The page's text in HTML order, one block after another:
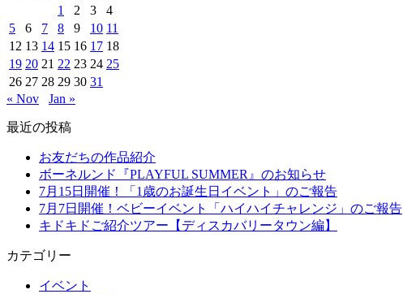
1
2 3
4
5
6 7 8 9 10 11
12 13 14 15 16 17 18
19 20 21 22 23 24 25
26 27 28 29 30 31
« Nov
Jan »
最近の投稿
お友だちの作品紹介
ボーネルンド『PLAYFUL SUMMER』のお知らせ
7月15日開催！「1歳のお誕生日イベント」のご報告
7月7日開催！ベビーイベント「ハイハイチャレンジ」のご報告
キドキドご紹介ツアー【ディスカバリータウン編】
カテゴリー
イベント